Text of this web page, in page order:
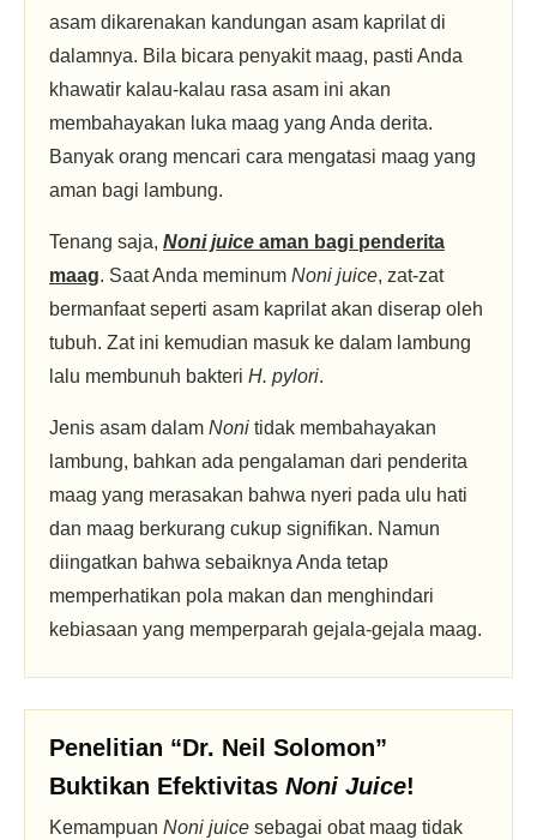
asam dikarenakan kandungan asam kaprilat di
dalamnya. Bila bicara penyakit maag, pasti Anda
khawatir kalau-kalau rasa asam ini akan
membahayakan luka maag yang Anda derita.
Banyak orang mencari cara mengatasi maag yang
aman bagi lambung.
Tenang saja, Noni juice aman bagi penderita
maag. Saat Anda meminum Noni juice, zat-zat
bermanfaat seperti asam kaprilat akan diserap oleh
tubuh. Zat ini kemudian masuk ke dalam lambung
lalu membunuh bakteri H. pylori.
Jenis asam dalam Noni tidak membahayakan
lambung, bahkan ada pengalaman dari penderita
maag yang merasakan bahwa nyeri pada ulu hati
dan maag berkurang cukup signifikan. Namun
diingatkan bahwa sebaiknya Anda tetap
memperhatikan pola makan dan menghindari
kebiasaan yang memperparah gejala-gejala maag.
Penelitian “Dr. Neil Solomon”
Buktikan Efektivitas Noni Juice!
Kemampuan Noni juice sebagai obat maag tidak